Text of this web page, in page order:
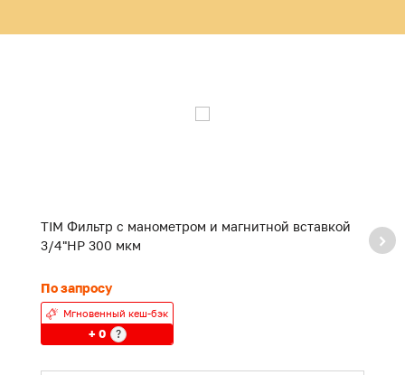
TIM Фильтр с манометром и магнитной вставкой
3/4"НР 300 мкм
По запросу
Мгновенный кеш-бэк
+ 0 ?